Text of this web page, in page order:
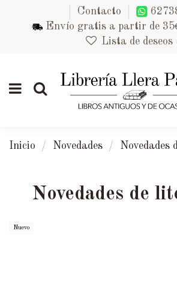
Contacto
Envío gratis a partir de 35
Lista de deseos
Inicio Novedades Novedades
Novedades de
Nuevo